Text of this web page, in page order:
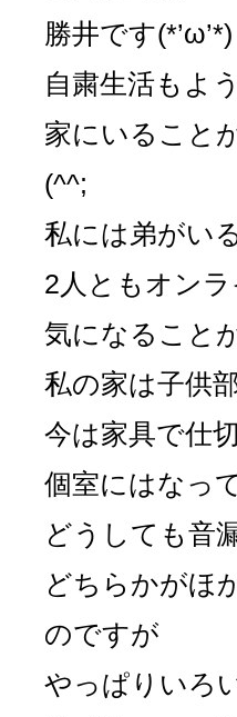
勝井です(*’ω’*)
自粛生活もよ
家にいること
(^^;
私には弟がい
2人ともオン
気になること
私の家は子供
今は家具で仕
個室にはなっ
どうしても音
どちらかがほ
のですが
やっぱりいろ